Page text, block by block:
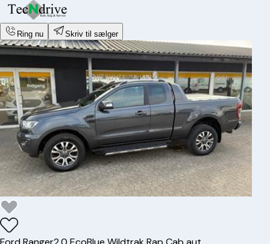
Ring nu Skriv til sælger